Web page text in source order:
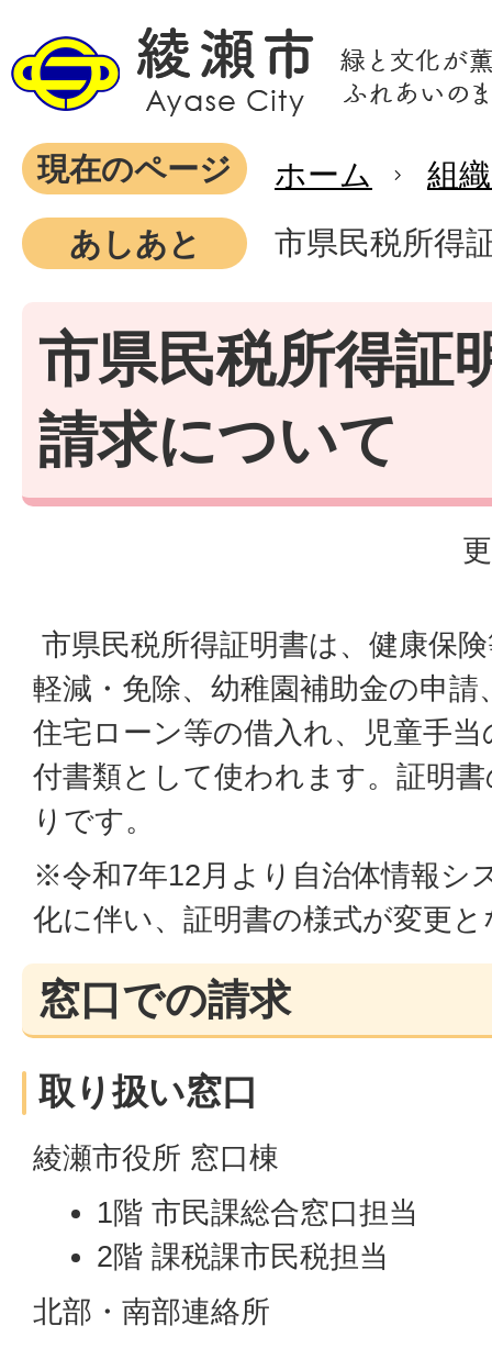
現在のページ ホーム
組
あしあと
市県民税所得
市県民税所得証
請求について
市県民税所得証明書は、健康保
軽減・免除、幼稚園補助金の申
住宅ローン等の借入れ、児童手
付書類として使われます。証明
りです。
※令和7年12月より自治体情報シ
化に伴い、証明書の様式が変更
窓口での請求
取り扱い窓口
綾瀬市役所 窓口棟
1階 市民課総合窓口担当
2階 課税課市民税担当
北部・南部連絡所